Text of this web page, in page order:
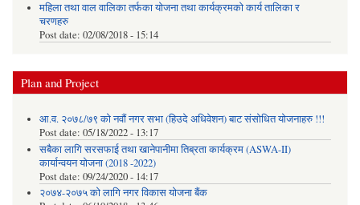
महिला तथा वाल वालिका तर्फका याेजना तथा कार्यक्रमकाे कार्य तालिका र
चरणहरु
Post date: 02/08/2018 - 15:14
Plan and Project
आ.व. २०७८/७९ को नवौं नगर सभा (हिउदे अधिवेशन) बाट संसोधित योजनाहरु !!!
Post date: 05/18/2022 - 13:17
सबैका लागि सरसफाई तथा खानेपानीमा तिब्रता कार्यक्रम (ASWA-II)
कार्यान्वयन योजना (2018 -2022)
Post date: 09/24/2020 - 14:17
२०७४-२०७५ को लागि नगर विकास योजना बैंक